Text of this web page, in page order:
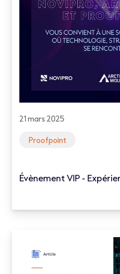
21 mars 2025
Proofpoint
Évènement VIP -